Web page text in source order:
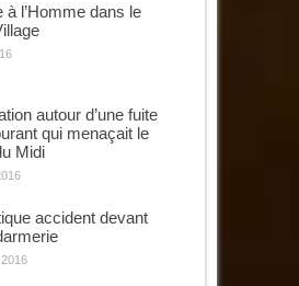
à l’Homme dans le
autour d’une fuite
qui menaçait le
Midi
accident devant